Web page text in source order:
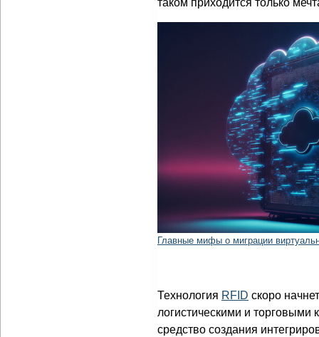
Главные мифы о миграции
Технология RFID скоро
логистическими и
средство создания